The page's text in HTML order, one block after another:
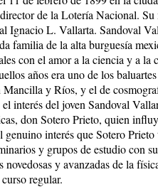
de la Lotería Nacional.
Ignacio L. Vallarta. Sandoval
familia de la alta burguesía
con el amor a la ciencia y a
años era uno de los
y Ríos, y el de
el interés del joven Sandoval
don Sotero Prieto, quien
interés que Sotero
y grupos de estudio con
novedosas y avanzadas de la
regular.